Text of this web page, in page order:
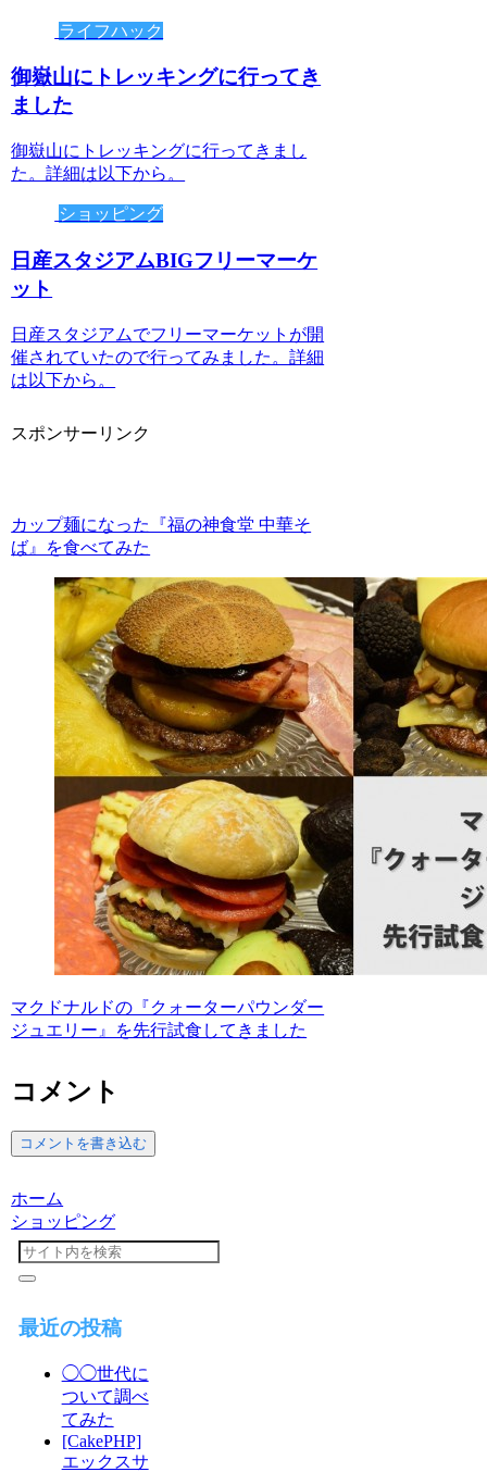
ライフハック
御嶽山にトレッキングに行ってき
ました
御嶽山にトレッキングに行ってきまし
た。詳細は以下から。
ショッピング
日産スタジアムBIGフリーマーケ
ット
日産スタジアムでフリーマーケットが開
催されていたので行ってみました。詳細
は以下から。
スポンサーリンク
カップ麺になった『福の神食堂 中華そ
ば』を食べてみた
マクドナルドの『クォーターパウンダー
ジュエリー』を先行試食してきました
コメント
コメントを書き込む
ホーム
ショッピング
最近の投稿
◯◯世代に
ついて調べ
てみた
[CakePHP]
エックスサ